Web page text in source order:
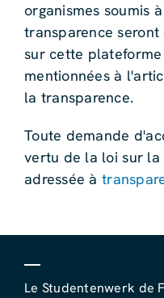
organismes soumis
transparence
sur cette
mentionnées à
la transparence.
Toute demande
vertu de la loi sur
adressée à
Le Studentenwerk de